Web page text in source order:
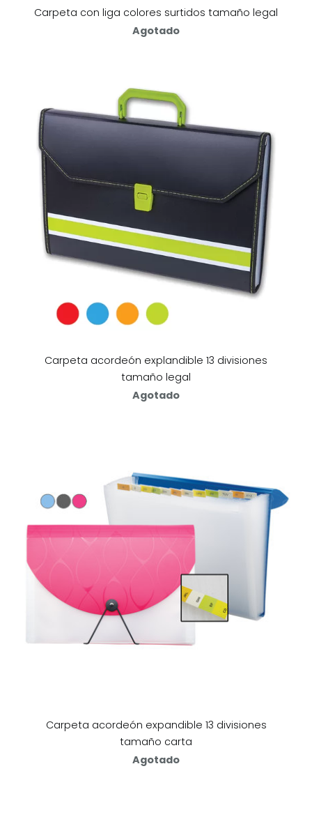
Carpeta con liga colores surtidos tamaño legal
Agotado
Carpeta acordeón explandible 13 divisiones
tamaño legal
Agotado
Carpeta acordeón expandible 13 divisiones
tamaño carta
Agotado